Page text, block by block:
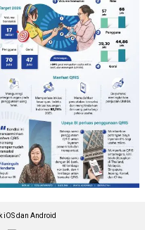
iOS dan Android